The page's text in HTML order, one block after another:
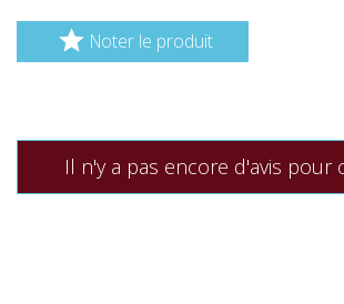
 Noter le produit
Il n'y a pas encore d'avis pour